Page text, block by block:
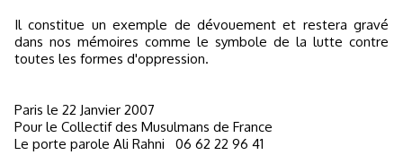
Il constitue un exemple de dévouement et restera gravé
dans nos mémoires comme le symbole de la lutte contre
toutes les formes d'oppression.
Paris le 22 Janvier 2007
Pour le Collectif des Musulmans de France
Le porte parole Ali Rahni 06 62 22 96 41